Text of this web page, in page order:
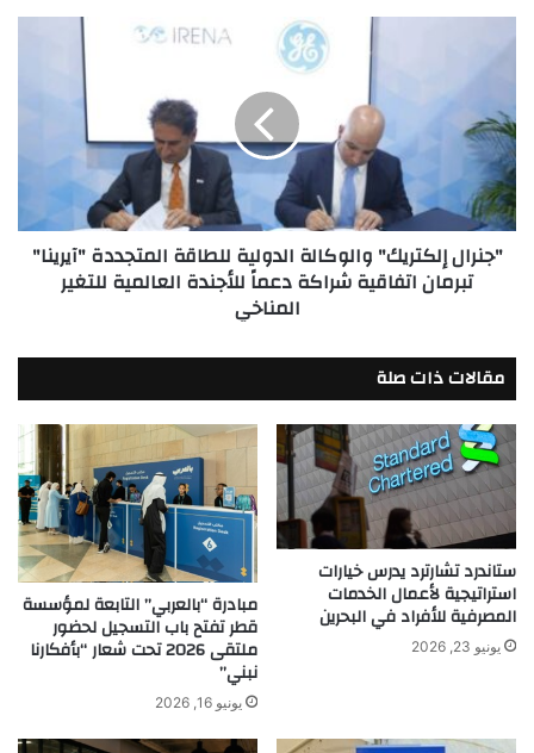
الدولية
للطاقة
المتجددة
"آيرينا"
تبرمان
اتفاقية
شراكة
المناخي
"جنرال إلكتريك" والوكالة الدولية للطاقة المتجددة "آيرينا"
تبرمان اتفاقية شراكة دعماً للأجندة العالمية للتغير
المناخي
مقالات ذات صلة
ستاندرد تشارترد يدرس خيارات
استراتيجية لأعمال الخدمات
المصرفية للأفراد في البحرين
يونيو 23, 2026
مبادرة “بالعربي” التابعة لمؤسسة
قطر تفتح باب التسجيل لحضور
ملتقى 2026 تحت شعار “بأفكارنا
نبني”
يونيو 16, 2026